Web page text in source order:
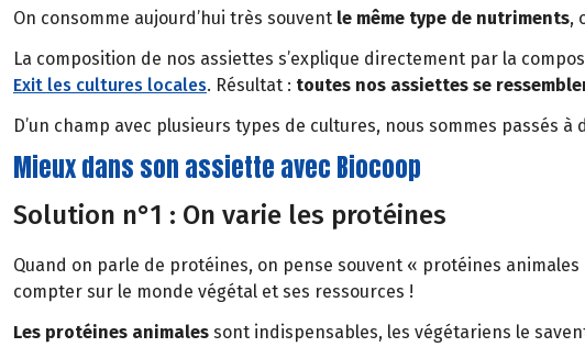
On consomme aujourd’hui très souvent le même type de nutriments,
La composition de nos assiettes s’explique directement par la
Exit les cultures locales. Résultat : toutes nos assiettes se
D’un champ avec plusieurs types de cultures, nous sommes passés
Mieux dans son assiette avec Biocoop
Solution n°1 : On varie les protéines
Quand on parle de protéines, on pense souvent « protéines animales
compter sur le monde végétal et ses ressources !
Les protéines animales sont indispensables, les végétariens le